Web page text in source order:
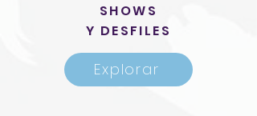
SHOWS
Y DESFILES
Explorar